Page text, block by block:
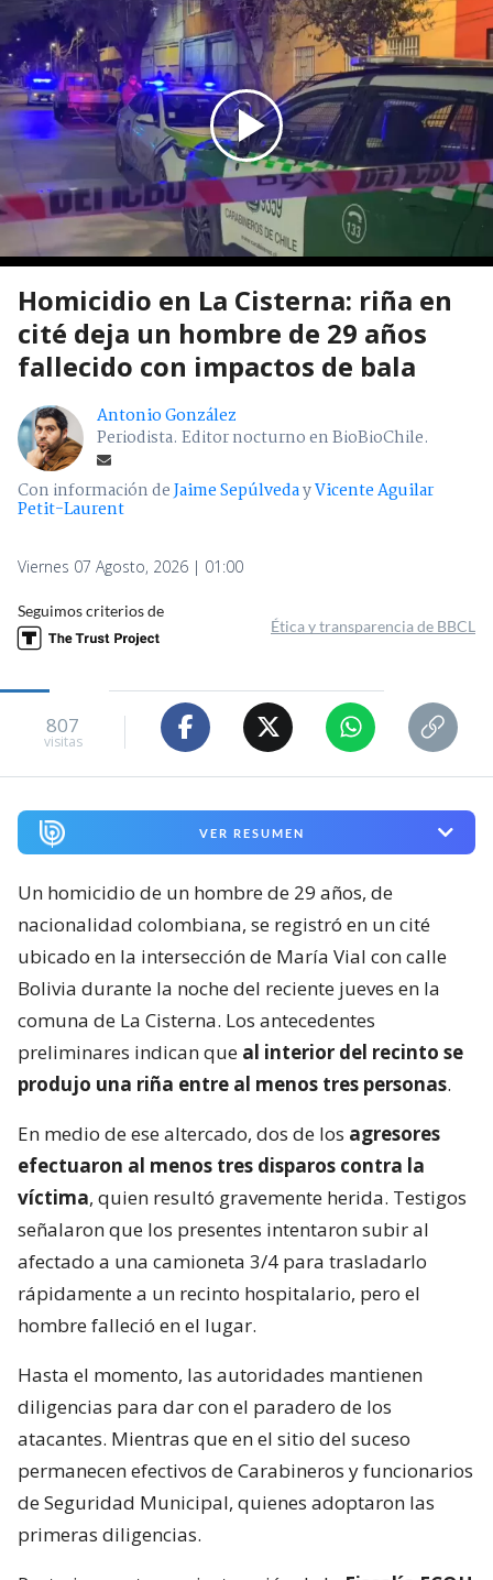
Homicidio en La Cisterna: riña en
cité deja un hombre de 29 años
fallecido con impactos de bala
Antonio González
Periodista. Editor nocturno en BioBioChile.
Con información deJaime SepúlvedayVicente Aguilar
Petit-Laurent
Viernes 07 Agosto, 2026 | 01:00
Seguimos criterios de
Ética y transparencia de BBCL
807
visitas
VER RESUMEN
Un homicidio de un hombre de 29 años, de
nacionalidad colombiana, se registró en un cité
ubicado en la intersección de María Vial con calle
Bolivia durante la noche del reciente jueves en la
comuna de La Cisterna. Los antecedentes
preliminares indican que al interior del recinto se
produjo una riña entre al menos tres personas.
En medio de ese altercado, dos de los agresores
efectuaron al menos tres disparos contra la
víctima, quien resultó gravemente herida. Testigos
señalaron que los presentes intentaron subir al
afectado a una camioneta 3/4 para trasladarlo
rápidamente a un recinto hospitalario, pero el
hombre falleció en el lugar.
Hasta el momento, las autoridades mantienen
diligencias para dar con el paradero de los
atacantes. Mientras que en el sitio del suceso
permanecen efectivos de Carabineros y funcionarios
de Seguridad Municipal, quienes adoptaron las
primeras diligencias.